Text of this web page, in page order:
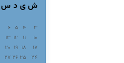
ش ی د س
3
4
5
6
10
11
12
13
17
18
19
20
24
25
26
27